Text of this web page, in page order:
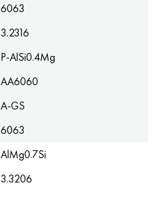
6063
3.2316
P-AlSi0.4Mg
AA6060
A-GS
6063
AlMg0.7Si
3.3206